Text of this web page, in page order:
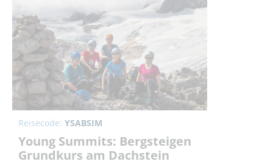
Reisecode: YSABSIM
Young Summits: Bergsteigen
Grundkurs am Dachstein